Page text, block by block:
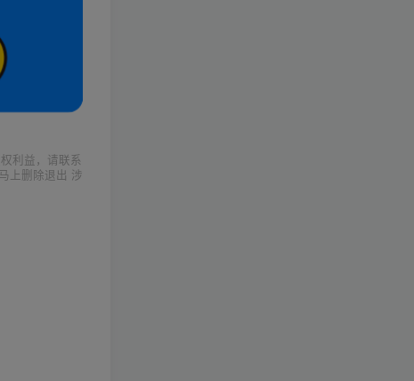
利益，请联系
上删除退出 涉